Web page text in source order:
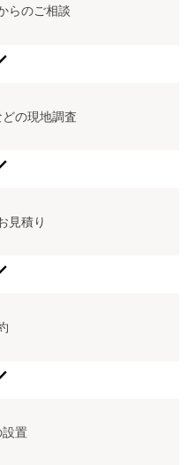
らのご相談
の現地調査
見積り
設置